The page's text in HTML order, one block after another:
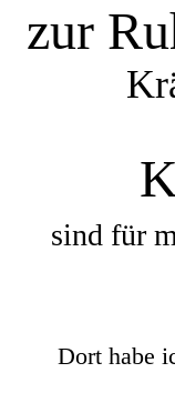
zur
sind für
Dort habe